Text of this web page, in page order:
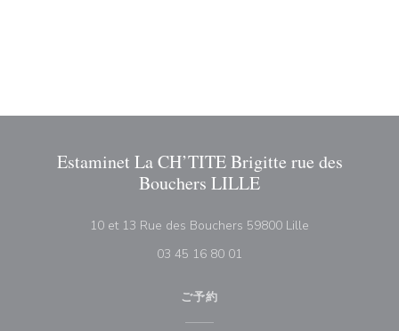
Estaminet La CH’TITE Brigitte rue des
Bouchers LILLE
10 et 13 Rue des Bouchers 59800 Lille
03 45 16 80 01
ご予約